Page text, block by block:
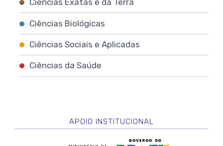
Ciências Exatas e da Terra
Ciências Biológicas
Ciências Sociais e Aplicadas
Ciências da Saúde
APOIO INSTITUCIONAL